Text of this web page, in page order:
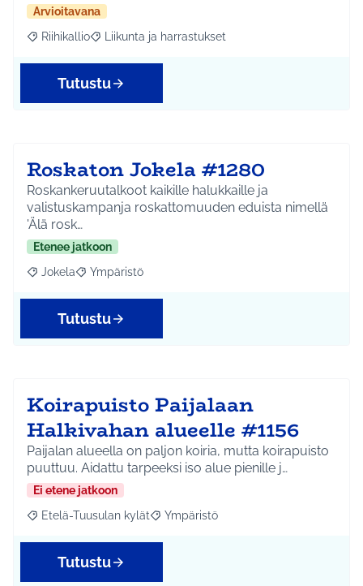
Arvioitavana
Rajaa tulokset aihepiirin mukaan: Riihikallio
Riihikallio Rajaa tulokset teeman mukaan: Liikunta ja
Liikunta ja harrastukset
Tutustu
Roskaton Jokela #1280
Roskankeruutalkoot kaikille halukkaille ja
valistuskampanja roskattomuuden eduista nimellä
'Älä rosk…
Etenee jatkoon
Rajaa tulokset aihepiirin mukaan: Jokela
Jokela Rajaa tulokset teeman mukaan: Ympäristö
Ympäristö
Tutustu
Koirapuisto Paijalaan
Halkivahan alueelle #1156
Paijalan alueella on paljon koiria, mutta koirapuisto
puuttuu. Aidattu tarpeeksi iso alue pienille j…
Ei etene jatkoon
Rajaa tulokset aihepiirin mukaan: Etelä-Tuusulan kylät
Etelä-Tuusulan kylät Rajaa tulokset teeman mukaan:
Ympäristö
Tutustu